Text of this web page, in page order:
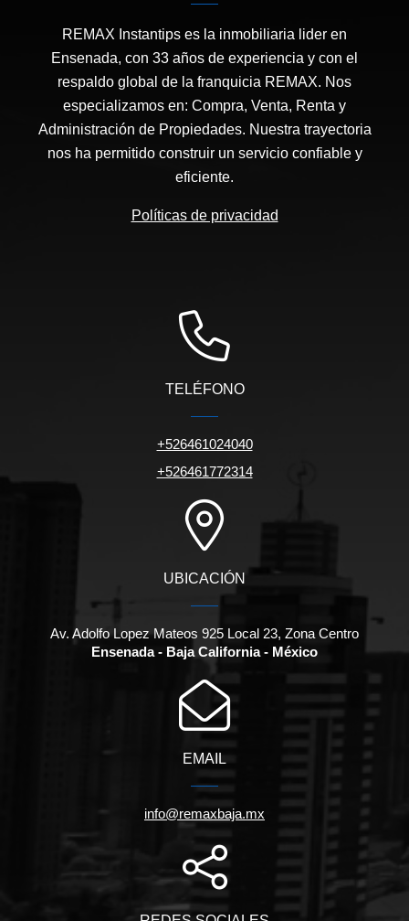
REMAX Instantips es la inmobiliaria lider en
Ensenada, con 33 años de experiencia y con el
respaldo global de la franquicia REMAX. Nos
especializamos en: Compra, Venta, Renta y
Administración de Propiedades. Nuestra trayectoria
nos ha permitido construir un servicio confiable y
eficiente.
Políticas de privacidad
TELÉFONO
+526461024040
+526461772314
UBICACIÓN
Av. Adolfo Lopez Mateos 925 Local 23, Zona Centro
Ensenada - Baja California - México
EMAIL
info@remaxbaja.mx